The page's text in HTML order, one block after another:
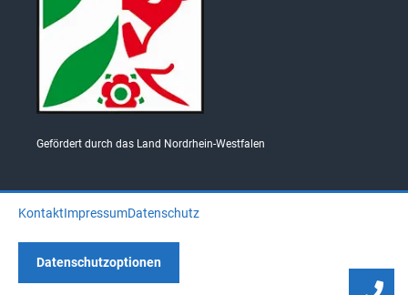
Gefördert durch das Land Nordrhein-Westfalen
Datenschutzoptionen
KontaktImpressumDatenschutz